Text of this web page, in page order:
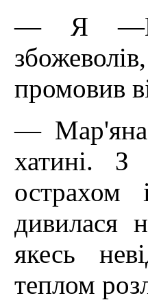
— Я
промовив
—
хатині.
острахом
дивилася
якесь
теплом